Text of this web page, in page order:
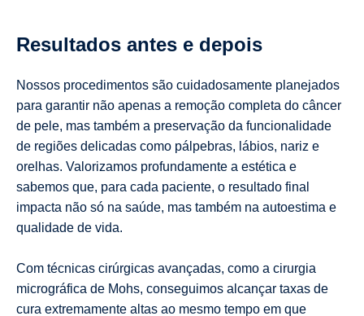
Resultados antes e depois
Nossos procedimentos são cuidadosamente planejados
para garantir não apenas a remoção completa do câncer
de pele, mas também a preservação da funcionalidade
de regiões delicadas como pálpebras, lábios, nariz e
orelhas. Valorizamos profundamente a estética e
sabemos que, para cada paciente, o resultado final
impacta não só na saúde, mas também na autoestima e
qualidade de vida.
Com técnicas cirúrgicas avançadas, como a cirurgia
micrográfica de Mohs, conseguimos alcançar taxas de
cura extremamente altas ao mesmo tempo em que